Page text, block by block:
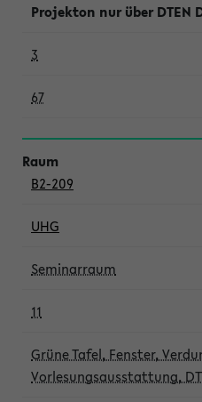
Projekton nur über DTEN
3
67
B2-209
UHG
Seminarraum
11
Grüne Tafel, Fenster,
Vorlesungsausstattung,